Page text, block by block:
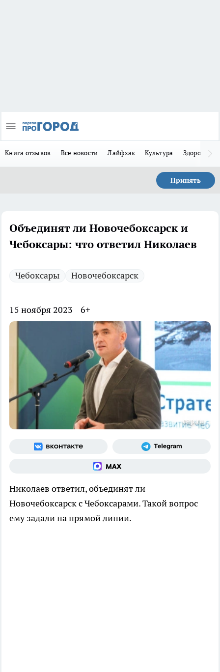
Книга отзывов Все новости Лайфхак Культура Здоровье
Принять
Объединят ли Новочебоксарск и
Чебоксары: что ответил Николаев
Чебоксары Новочебоксарск
15 ноября 2023 6+
cap.ru
Николаев ответил, объединят ли
Новочебоксарск с Чебоксарами. Такой вопрос
ему задали на прямой линии.